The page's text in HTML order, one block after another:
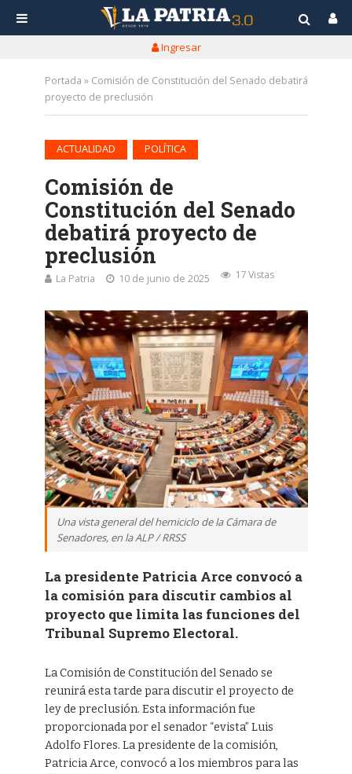
Ingresar
Portada » Comisión de Constitución del Senado debatirá
proyecto de preclusión
ACTUALIDAD POLÍTICA
Comisión de
Constitución del Senado
debatirá proyecto de
preclusión
La Patria 10 de junio de 2025 17 Vistas
Una vista general del hemiciclo de la Cámara de
Senadores, en la ALP / RRSS
La presidente Patricia Arce convocó a
la comisión para discutir cambios al
proyecto que limita las funciones del
Tribunal Supremo Electoral.
La Comisión de Constitución del Senado se
reunirá esta tarde para discutir el proyecto de
ley de preclusión. Esta información fue
proporcionada por el senador “evista” Luis
Adolfo Flores. La presidente de la comisión,
Patricia Arce, convocó a los miembros para las